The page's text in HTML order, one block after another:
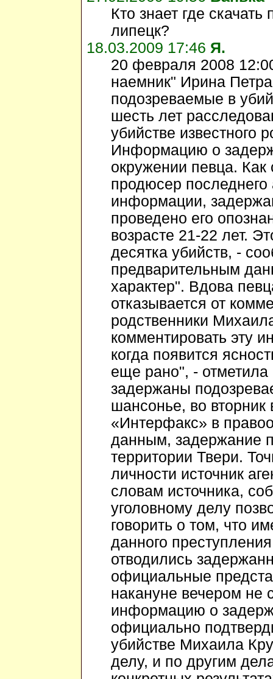
Кто знает где
липецк?
18.03.2009 17:46 Я.
20 февраля 2008
наемник" Ирина
подозреваемые в
шесть лет
убийстве известного
Информацию о
окружении певца.
продюсер
информации,
проведено его
возрасте 21-22 лет.
десятка убийств, -
предварительным
характер". Вдова
отказывается от
родственники
комментировать эту
когда появится
еще рано", -
задержаны
шансонье, во вторник
«Интерфакс» в
данным, задержание
территории Твери.
личности источник
словам источника,
уголовному делу
говорить о том, что
данного
отводились
официальные
накануне вечером не
информацию о
официально
убийстве Михаила
делу, и по другим